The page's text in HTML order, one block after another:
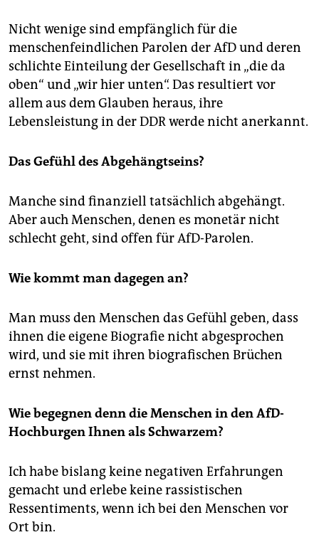
Nicht wenige sind empfänglich für die
menschenfeindlichen Parolen der AfD und deren
schlichte Einteilung der Gesellschaft in „die da
oben“ und „wir hier unten“. Das resultiert vor
allem aus dem Glauben heraus, ihre
Lebensleistung in der DDR werde nicht anerkannt.
Das Gefühl des Abgehängtseins?
Manche sind finanziell tatsächlich abgehängt.
Aber auch Menschen, denen es monetär nicht
schlecht geht, sind offen für AfD-Parolen.
Wie kommt man dagegen an?
Man muss den Menschen das Gefühl geben, dass
ihnen die eigene Biografie nicht abgesprochen
wird, und sie mit ihren biografischen Brüchen
ernst nehmen.
Wie begegnen denn die Menschen in den AfD-
Hochburgen Ihnen als Schwarzem?
Ich habe bislang keine negativen Erfahrungen
gemacht und erlebe keine rassistischen
Ressentiments, wenn ich bei den Menschen vor
Ort bin.